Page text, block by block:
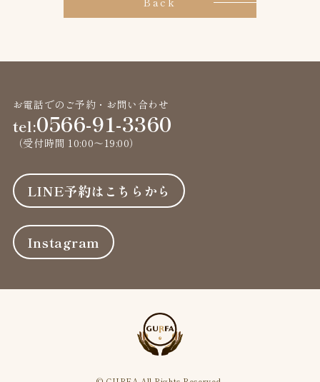
ー
ョ
ン
お電話でのご予約・お問い合わせ
tel:0566-91-3360
（受付時間 10:00〜19:00）
LINE予約はこちらから
Instagram